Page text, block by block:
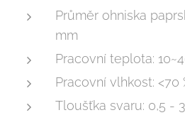
Průměr ohniska
mm
Pracovní teplota:
Pracovní vlhkost: <70
Tloušťka svaru: 0,5 -